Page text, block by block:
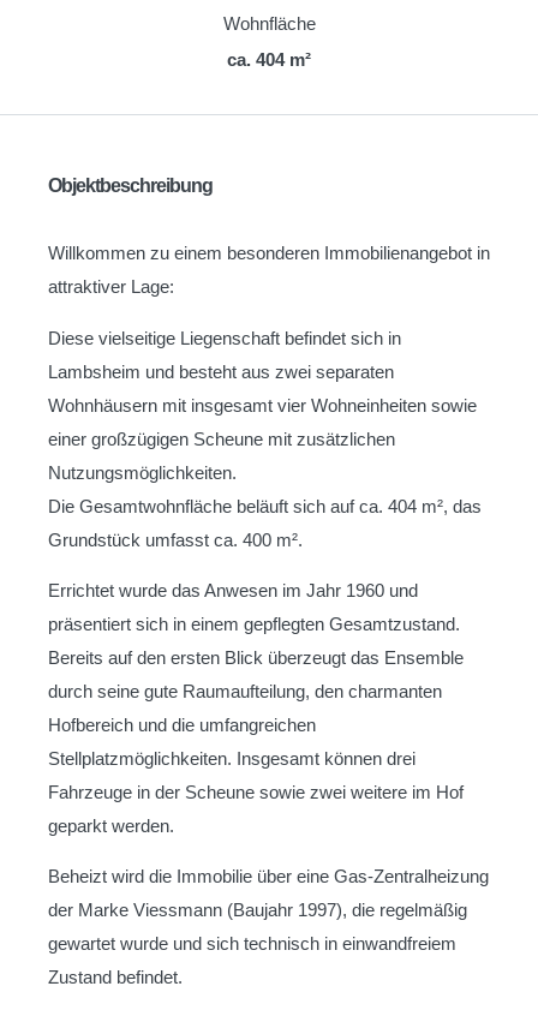
Wohnfläche
ca. 404 m²
Objektbeschreibung
Willkommen zu einem besonderen Immobilienangebot in
attraktiver Lage:
Diese vielseitige Liegenschaft befindet sich in
Lambsheim und besteht aus zwei separaten
Wohnhäusern mit insgesamt vier Wohneinheiten sowie
einer großzügigen Scheune mit zusätzlichen
Nutzungsmöglichkeiten.
Die Gesamtwohnfläche beläuft sich auf ca. 404 m², das
Grundstück umfasst ca. 400 m².
Errichtet wurde das Anwesen im Jahr 1960 und
präsentiert sich in einem gepflegten Gesamtzustand.
Bereits auf den ersten Blick überzeugt das Ensemble
durch seine gute Raumaufteilung, den charmanten
Hofbereich und die umfangreichen
Stellplatzmöglichkeiten. Insgesamt können drei
Fahrzeuge in der Scheune sowie zwei weitere im Hof
geparkt werden.
Beheizt wird die Immobilie über eine Gas-Zentralheizung
der Marke Viessmann (Baujahr 1997), die regelmäßig
gewartet wurde und sich technisch in einwandfreiem
Zustand befindet.